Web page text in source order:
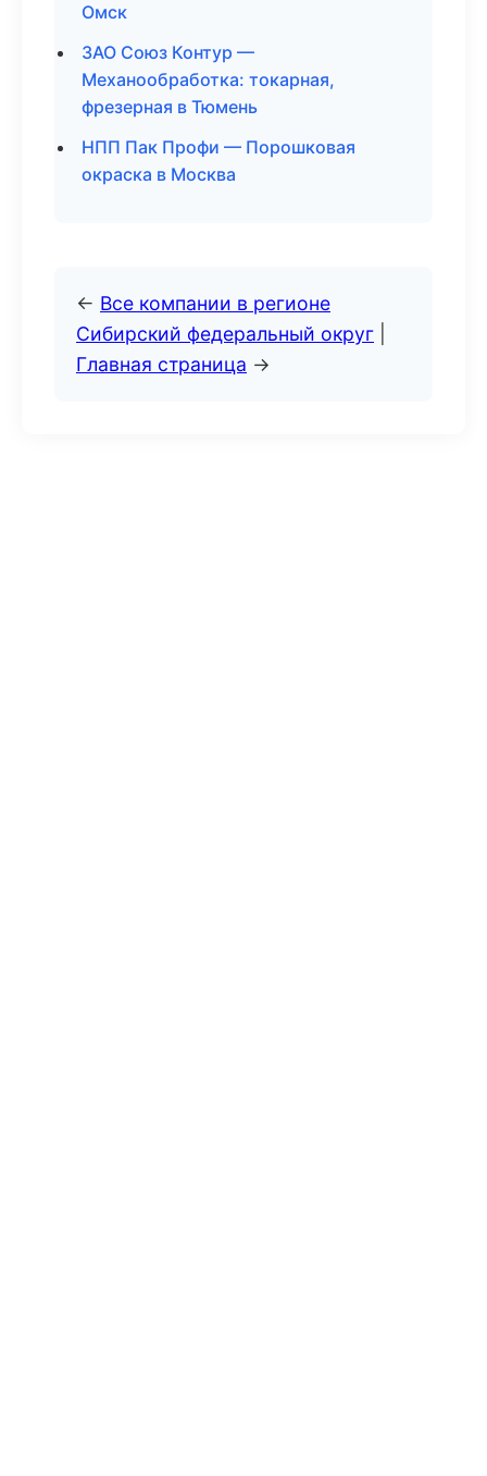
Омск
ЗАО Союз Контур —
Механообработка: токарная,
фрезерная в Тюмень
НПП Пак Профи — Порошковая
окраска в Москва
← Все компании в регионе
Сибирский федеральный округ
Главная страница →